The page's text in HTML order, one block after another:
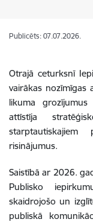
Publicēts: 07.07.2026.
Otrajā ceturksnī
vairākas nozīmīgas
likuma
attīstīja
risinājumus.
Saistībā ar 2026.
Publisko
skaidrojošo un
publiskā